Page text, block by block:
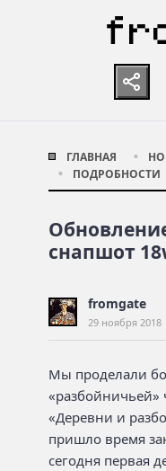
ГЛАВНАЯ
ПОДРОБНОСТИ
снапшот
fromgate
29 ноября 2018
Мы проделали
«разбойничьей»
«Деревни и
пришло время
сегодня первая